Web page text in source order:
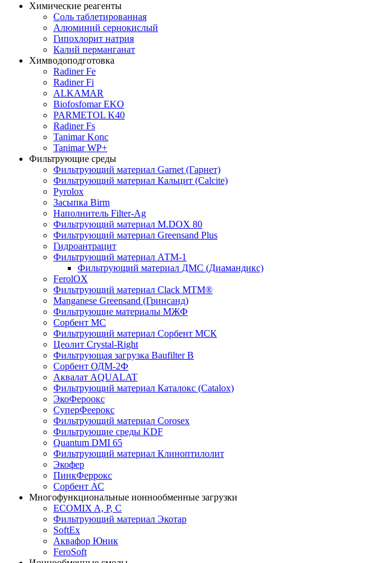
Химические реагенты
Соль таблетированная
Алюминий сернокислый
Гипохлорит натрия
Калий перманганат
Химводоподготовка
Radiner Fe
Radiner Fi
ALKAMAR
Biofosfomar EKO
PARMETOL K40
Radiner Fs
Tanimar Konc
Tanimar WP+
Фильтрующие среды
Фильтрующий материал Garnet (Гарнет)
Фильтрующий материал Кальцит (Calcite)
Pyrolox
Засыпка Birm
Наполнитель Filter-Ag
Фильтрующий материал M.DOX 80
Фильтрующий материал Greensand Plus
Гидроантрацит
Фильтрующий материал АТМ-1
Фильтрующий материал ДМС (Диамандикс)
FerolOX
Фильтрующий материал Clack MTM®
Manganese Greensand (Гринсанд)
Фильтрующие материалы МЖФ
Сорбент МС
Фильтрующий материал Сорбент МСК
Цеолит Crystal-Right
Фильтрующая загрузка Baufilter B
Сорбент ОДМ-2Ф
Аквалат AQUALAT
Фильтрующий материал Каталокс (Catalox)
ЭкоФероокс
СуперФеерокс
Фильтрующий материал Corosex
Фильтрующие среды KDF
Quantum DMI 65
Фильтрующий материал Клиноптилолит
Экофер
ПинкФеррокс
Сорбент АС
Многофункциональные ионнообменные загрузки
ECOMIX A, P, C
Фильтрующий материал Экотар
SoftEx
Аквафор Юник
FeroSoft